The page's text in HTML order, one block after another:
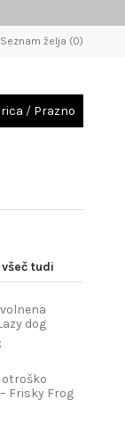
Seznam želja (0)
/ Prazno
tudi
dog
otroško
Frisky Frog